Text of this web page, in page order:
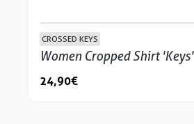
CROSSED KEYS
Women Cropped Shirt 'Keys'
24,90 €